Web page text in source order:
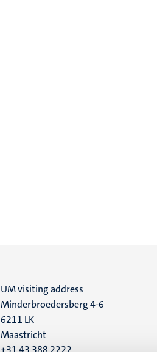
UM visiting address
Minderbroedersberg 4-6
6211 LK
Maastricht
+31 43 388 2222